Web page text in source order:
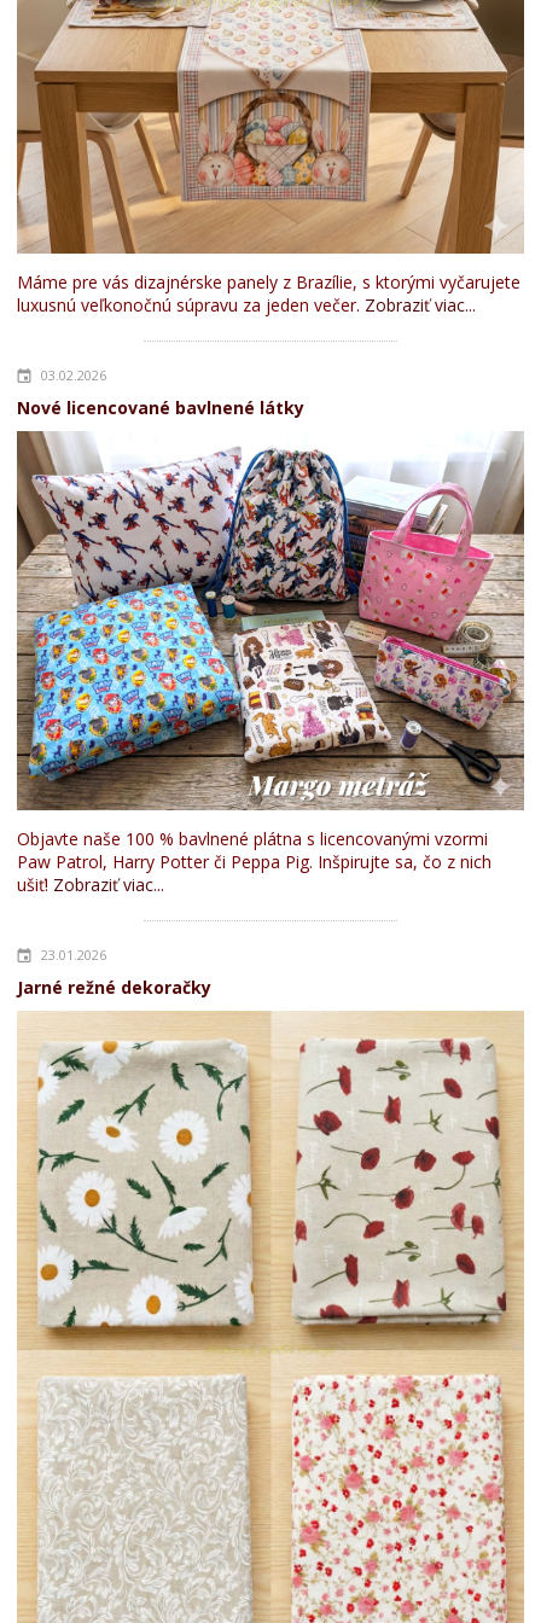
Máme pre vás dizajnérske panely z Brazílie, s ktorými vyčarujete
luxusnú veľkonočnú súpravu za jeden večer. Zobraziť viac...
03.02.2026
Nové licencované bavlnené látky
Objavte naše 100 % bavlnené plátna s licencovanými vzormi
Paw Patrol, Harry Potter či Peppa Pig. Inšpirujte sa, čo z nich
ušiť! Zobraziť viac...
23.01.2026
Jarné režné dekoračky